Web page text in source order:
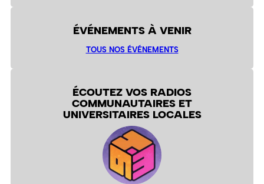
ÉVÉNEMENTS À VENIR
TOUS NOS ÉVÉNEMENTS
ÉCOUTEZ VOS RADIOS
COMMUNAUTAIRES ET
UNIVERSITAIRES LOCALES